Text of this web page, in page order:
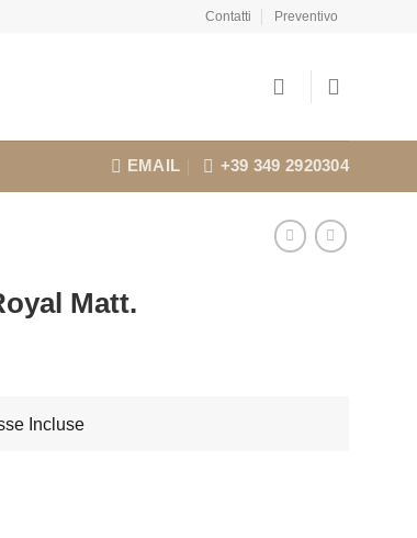
Contatti Preventivo
EMAIL +39 349 2920304
Matt.
Incluse